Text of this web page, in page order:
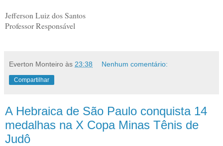
Jefferson Luiz dos Santos
Professor Responsável
Everton Monteiro às 23:38 Nenhum comentário:
Compartilhar
A Hebraica de São Paulo conquista 14
medalhas na X Copa Minas Tênis de
Judô